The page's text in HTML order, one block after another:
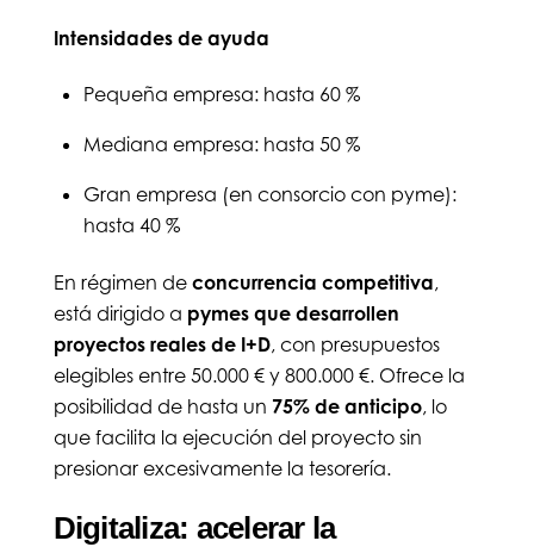
Intensidades de ayuda
Pequeña empresa: hasta 60 %
Mediana empresa: hasta 50 %
Gran empresa (en consorcio con pyme):
hasta 40 %
En régimen de concurrencia competitiva,
está dirigido a pymes que desarrollen
proyectos reales de I+D, con presupuestos
elegibles entre 50.000 € y 800.000 €. Ofrece la
posibilidad de hasta un 75% de anticipo, lo
que facilita la ejecución del proyecto sin
presionar excesivamente la tesorería.
Digitaliza: acelerar la